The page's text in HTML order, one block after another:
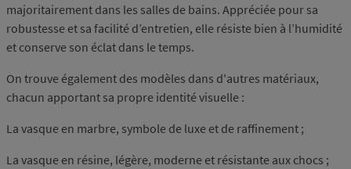
majoritairement dans les salles de bains. Appréciée pour sa
robustesse et sa facilité d’entretien, elle résiste bien à l’humidité
et conserve son éclat dans le temps.
On trouve également des modèles dans d'autres matériaux,
chacun apportant sa propre identité visuelle :
La vasque en marbre, symbole de luxe et de raffinement ;
La vasque en résine, légère, moderne et résistante aux chocs ;